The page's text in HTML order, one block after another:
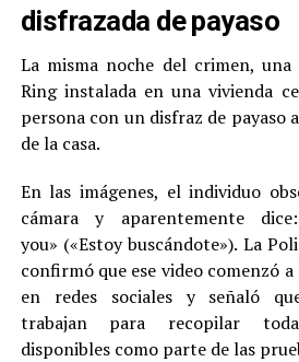
disfrazada de payaso
La misma noche del crimen, una
Ring instalada en una vivienda
persona con un disfraz de payaso
de la casa.
En las imágenes, el individuo
cámara y aparentemente
you» («Estoy buscándote»). La
confirmó que ese video comenzó
en redes sociales y señaló
trabajan para recopilar
disponibles como parte de las